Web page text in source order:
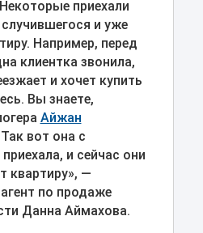
приехали
случившегося и уже
Например, перед
клиентка звонила,
и хочет купить
Вы знаете,
Айжан
вот она с
и сейчас они
квартиру», —
по продаже
Данна Аймахова.